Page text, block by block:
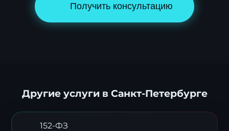
Получить консультацию
Другие услуги в Санкт-Петербурге
152-ФЗ